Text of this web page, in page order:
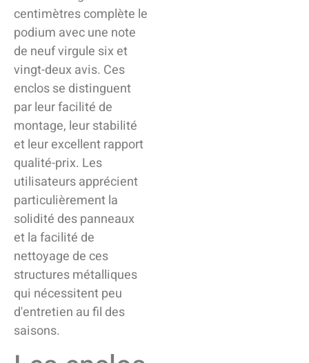
centimètres complète le
podium avec une note
de neuf virgule six et
vingt-deux avis. Ces
enclos se distinguent
par leur facilité de
montage, leur stabilité
et leur excellent rapport
qualité-prix. Les
utilisateurs apprécient
particulièrement la
solidité des panneaux
et la facilité de
nettoyage de ces
structures métalliques
qui nécessitent peu
d'entretien au fil des
saisons.